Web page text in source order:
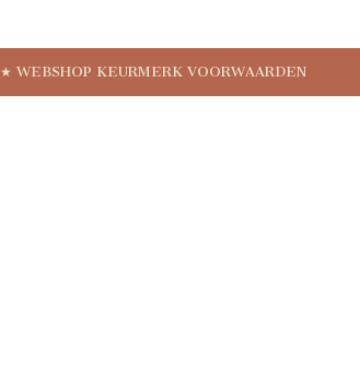
★ WEBSHOP KEURMERK VOORWAARDEN